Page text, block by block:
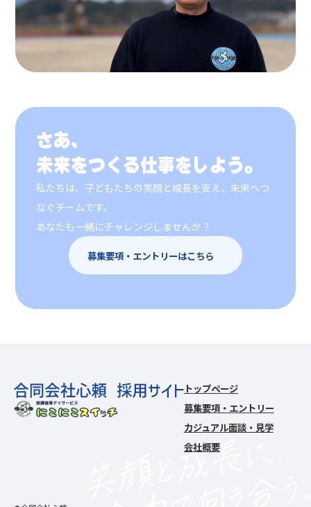
さあ、
未来をつくる仕事をしよう。
私たちは、子どもたちの笑顔と成長を支え、未来へつ
なぐチームです。
あなたも一緒にチャレンジしませんか？
募集要項・エントリーはこちら
トップページ
募集要項・エントリー
カジュアル面談・見学
会社概要